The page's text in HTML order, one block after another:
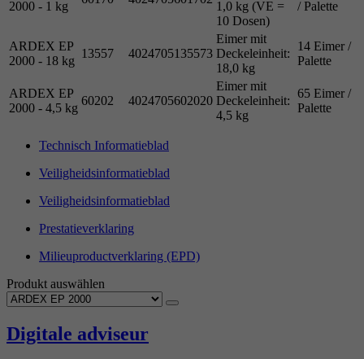
2000 - 1 kg
1,0 kg (VE =
10 Dosen)
/ Palette
ARDEX EP
2000 - 18 kg
13557 4024705135573
Eimer mit
Deckeleinheit:
18,0 kg
14 Eimer /
Palette
ARDEX EP
2000 - 4,5 kg
60202 4024705602020
Eimer mit
Deckeleinheit:
4,5 kg
65 Eimer /
Palette
Technisch Informatieblad
Veiligheidsinformatieblad
Veiligheidsinformatieblad
Prestatieverklaring
Milieuproductverklaring (EPD)
Produkt auswählen
Digitale adviseur